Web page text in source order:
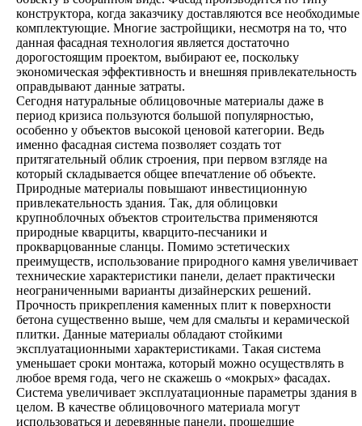
конструктора, когда заказчику доставляются все необходимые
комплектующие. Многие застройщики, несмотря на то, что
данная фасадная технология является достаточно
дорогостоящим проектом, выбирают ее, поскольку
экономическая эффективность и внешняя привлекательность
оправдывают данные затраты.
Сегодня натуральные облицовочные материалы даже в
период кризиса пользуются большой популярностью,
особенно у объектов высокой ценовой категории. Ведь
именно фасадная система позволяет создать тот
притягательный облик строения, при первом взгляде на
который складывается общее впечатление об объекте.
Природные материалы повышают инвестиционную
привлекательность здания. Так, для облицовки
крупноблочных объектов строительства применяются
природные кварциты, кварцито-песчаники и
прокварцованные сланцы. Помимо эстетических
преимуществ, использование природного камня увеличивает
технические характеристики панели, делает практически
неограниченными варианты дизайнерских решений.
Прочность прикрепления каменных плит к поверхности
бетона существенно выше, чем для смальты и керамической
плитки. Данные материалы обладают стойкими
эксплуатационными характеристиками. Такая система
уменьшает сроки монтажа, который можно осуществлять в
любое время года, чего не скажешь о «мокрых» фасадах.
Система увеличивает эксплуатационные параметры здания в
целом. В качестве облицовочного материала могут
использоваться и деревянные панели, прошедшие